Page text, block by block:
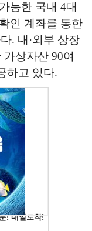
능한 국내 4대
인 계좌를 통한
. 내·외부 상장
상자산 90여
하고 있다.